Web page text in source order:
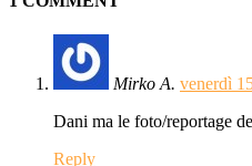
Mirko A. venerdì
Dani ma le foto/reportage
Reply